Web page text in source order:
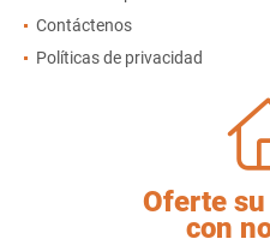
Contáctenos
Políticas de privacidad
Oferte
con